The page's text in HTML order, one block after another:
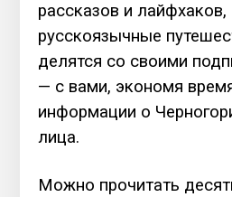
рассказов и
русскоязычные
делятся со своими
— с вами, экономя
информации о
лица.
Можно прочитать